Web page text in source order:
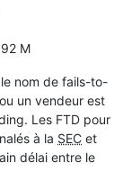
M
nom de fails-to-
un vendeur est
Les FTD pour
à la SEC et
délai entre le